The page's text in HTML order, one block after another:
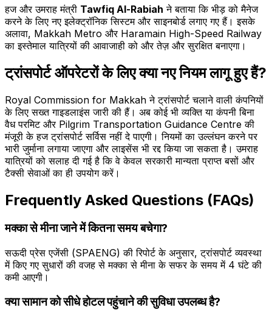
हज और उमराह मंत्री Tawfiq Al-Rabiah ने बताया कि भीड़ को मैनेज
करने के लिए नए इलेक्ट्रॉनिक सिस्टम और साइनबोर्ड लगाए गए हैं। इसके
अलावा, Makkah Metro और Haramain High-Speed Railway
का इस्तेमाल यात्रियों की आवाजाही को और तेज़ और सुरक्षित बनाएगा।
ट्रांसपोर्ट ऑपरेटरों के लिए क्या नए नियम लागू हुए हैं?
Royal Commission for Makkah ने ट्रांसपोर्ट चलाने वाली कंपनियों
के लिए सख्त गाइडलाइंस जारी की हैं। अब कोई भी व्यक्ति या कंपनी बिना
वैध परमिट और Pilgrim Transportation Guidance Centre की
मंजूरी के हज ट्रांसपोर्ट सर्विस नहीं दे पाएगी। नियमों का उल्लंघन करने पर
भारी जुर्माना लगाया जाएगा और लाइसेंस भी रद्द किया जा सकता है। उमराह
यात्रियों को सलाह दी गई है कि वे केवल सरकारी मान्यता प्राप्त बसों और
टैक्सी सेवाओं का ही उपयोग करें।
Frequently Asked Questions (FAQs)
मक्का से मीना जाने में कितना समय बचेगा?
सऊदी प्रेस एजेंसी (SPAENG) की रिपोर्ट के अनुसार, ट्रांसपोर्ट व्यवस्था
में किए गए सुधारों की वजह से मक्का से मीना के सफर के समय में 4 घंटे की
कमी आएगी।
क्या सामान को सीधे होटल पहुंचाने की सुविधा उपलब्ध है?